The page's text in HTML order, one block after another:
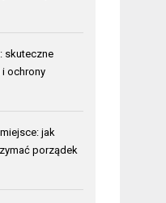
skuteczne
ochrony
jak
porządek